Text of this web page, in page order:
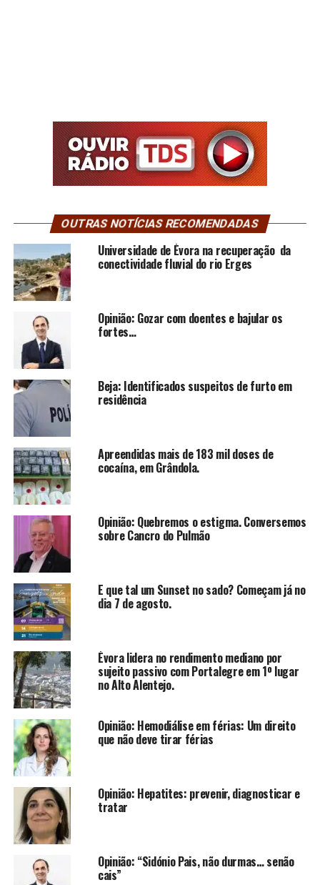
OUTRAS NOTÍCIAS RECOMENDADAS
Universidade de Évora na recuperação da
conectividade fluvial do rio Erges
Opinião: Gozar com doentes e bajular os
fortes…
Beja: Identificados suspeitos de furto em
residência
Apreendidas mais de 183 mil doses de
cocaína, em Grândola.
Opinião: Quebremos o estigma. Conversemos
sobre Cancro do Pulmão
E que tal um Sunset no sado? Começam já no
dia 7 de agosto.
Évora lidera no rendimento mediano por
sujeito passivo com Portalegre em 1º lugar
no Alto Alentejo.
Opinião: Hemodiálise em férias: Um direito
que não deve tirar férias
Opinião: Hepatites: prevenir, diagnosticar e
tratar
Opinião: “Sidónio Pais, não durmas… senão
cais”